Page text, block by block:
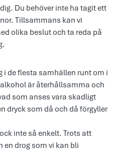
Du behöver inte ha tagit ett
Tillsammans kan vi
olika beslut och ta reda på
i de flesta samhällen runt om i
är återhållsamma och
som anses vara skadligt
dryck som då och då förgyller
inte så enkelt. Trots att
en drog som vi kan bli